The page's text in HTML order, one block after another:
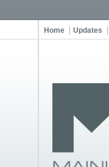
Home Updates